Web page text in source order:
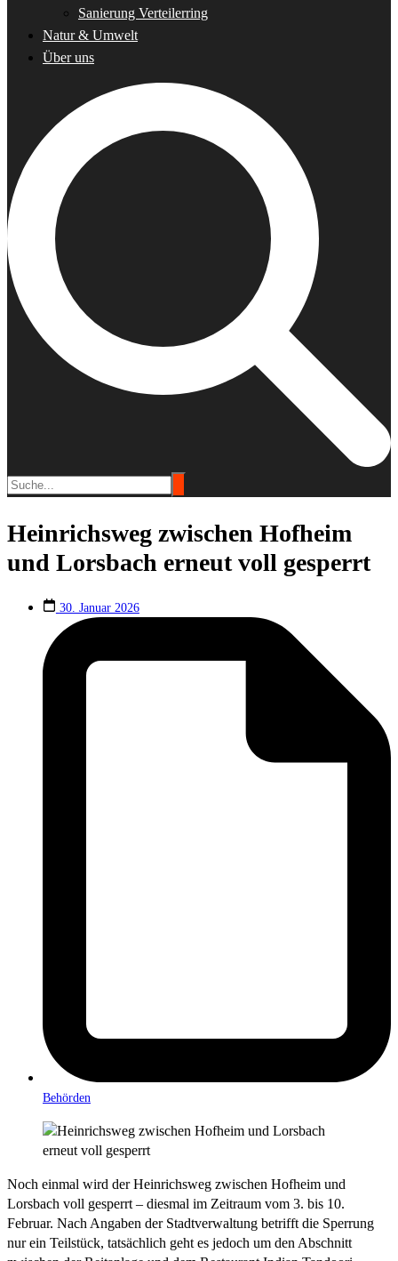
Sanierung Verteilerring
Natur & Umwelt
Über uns
Heinrichsweg zwischen Hofheim
und Lorsbach erneut voll gesperrt
30. Januar 2026
Behörden
Noch einmal wird der Heinrichsweg zwischen Hofheim und
Lorsbach voll gesperrt – diesmal im Zeitraum vom 3. bis 10.
Februar. Nach Angaben der Stadtverwaltung betrifft die Sperrung
nur ein Teilstück, tatsächlich geht es jedoch um den Abschnitt